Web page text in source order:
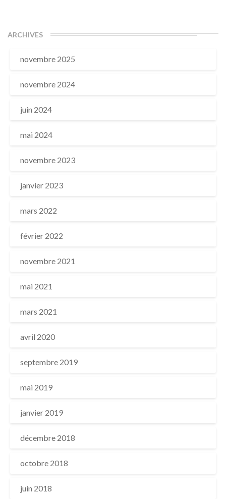
ARCHIVES
novembre 2025
novembre 2024
juin 2024
mai 2024
novembre 2023
janvier 2023
mars 2022
février 2022
novembre 2021
mai 2021
mars 2021
avril 2020
septembre 2019
mai 2019
janvier 2019
décembre 2018
octobre 2018
juin 2018